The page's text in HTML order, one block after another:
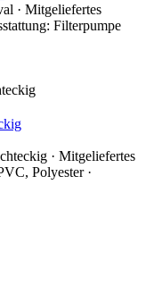
· Mitgeliefertes
Filterpumpe
· Mitgeliefertes
Polyester ·